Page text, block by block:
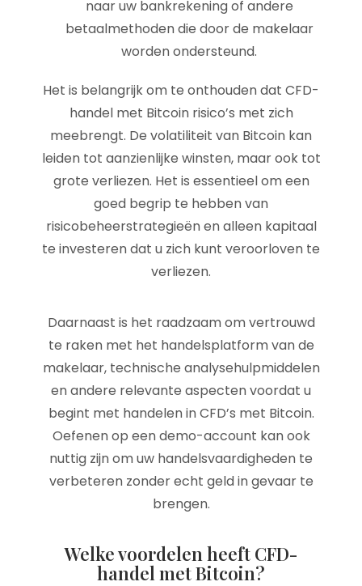
naar uw bankrekening of andere
betaalmethoden die door de makelaar
worden ondersteund.
Het is belangrijk om te onthouden dat CFD-
handel met Bitcoin risico’s met zich
meebrengt. De volatiliteit van Bitcoin kan
leiden tot aanzienlijke winsten, maar ook tot
grote verliezen. Het is essentieel om een
goed begrip te hebben van
risicobeheerstrategieën en alleen kapitaal
te investeren dat u zich kunt veroorloven te
verliezen.
Daarnaast is het raadzaam om vertrouwd
te raken met het handelsplatform van de
makelaar, technische analysehulpmiddelen
en andere relevante aspecten voordat u
begint met handelen in CFD’s met Bitcoin.
Oefenen op een demo-account kan ook
nuttig zijn om uw handelsvaardigheden te
verbeteren zonder echt geld in gevaar te
brengen.
Welke voordelen heeft CFD-
handel met Bitcoin?